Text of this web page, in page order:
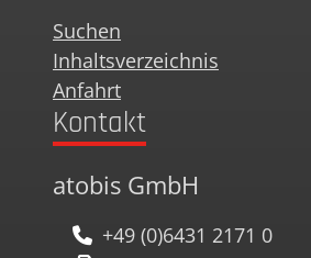
Suchen
Inhaltsverzeichnis
Anfahrt
Kontakt
atobis GmbH
+49 (0)6431 2171 0